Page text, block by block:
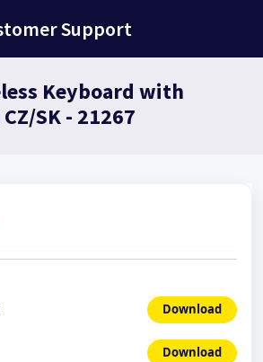
Support
Keyboard with
SK - 21267
Download
Download